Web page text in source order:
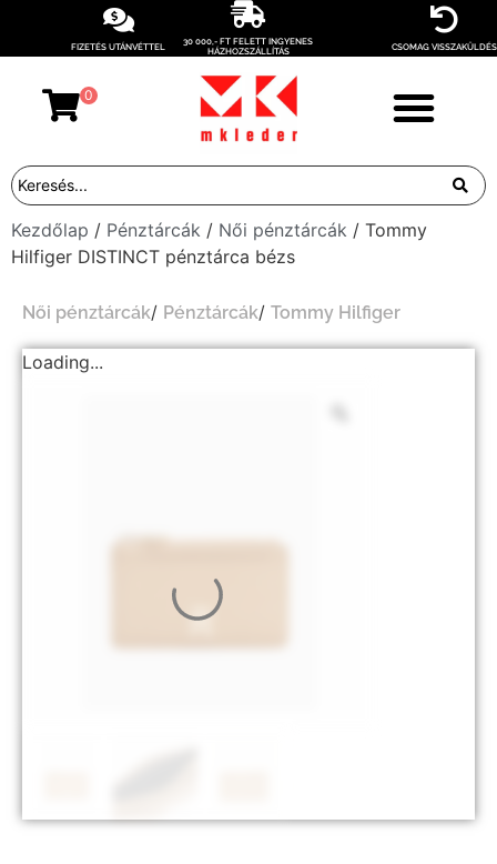
FIZETÉS UTÁNVÉTTEL
30 000,- FT FELETT INGYENES
HÁZHOZSZÁLLÍTÁS
CSOMAG VISSZAKÜLDÉS
0
Kezdőlap / Pénztárcák / Női pénztárcák / Tommy
Hilfiger DISTINCT pénztárca bézs
Női pénztárcák/ Pénztárcák/ Tommy Hilfiger
Loading...